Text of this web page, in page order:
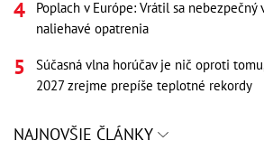
Poplach v Európe: Vrátil sa
naliehavé opatrenia
Súčasná vlna horúčav je nič oproti
2027 zrejme prepíše teplotné rekordy
NAJNOVŠIE ČLÁNKY